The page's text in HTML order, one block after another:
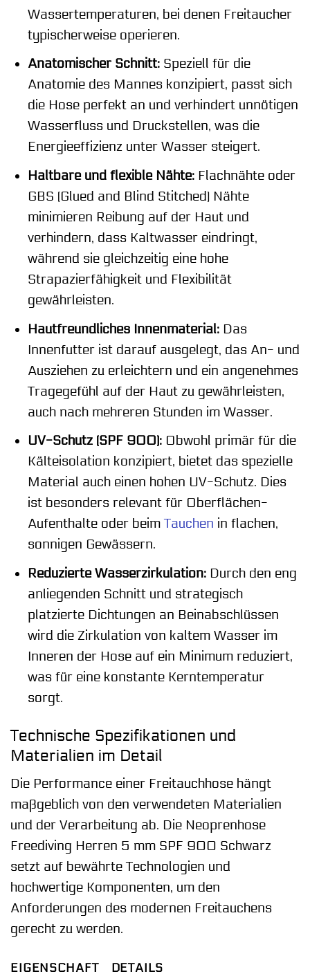
Wassertemperaturen, bei denen Freitaucher
typischerweise operieren.
Anatomischer Schnitt:Speziell für die
Anatomie des Mannes konzipiert, passt sich
die Hose perfekt an und verhindert unnötigen
Wasserfluss und Druckstellen, was die
Energieeffizienz unter Wasser steigert.
Haltbare und flexible Nähte:Flachnähte oder
GBS (Glued and Blind Stitched) Nähte
minimieren Reibung auf der Haut und
verhindern, dass Kaltwasser eindringt,
während sie gleichzeitig eine hohe
Strapazierfähigkeit und Flexibilität
gewährleisten.
Hautfreundliches Innenmaterial:Das
Innenfutter ist darauf ausgelegt, das An- und
Ausziehen zu erleichtern und ein angenehmes
Tragegefühl auf der Haut zu gewährleisten,
auch nach mehreren Stunden im Wasser.
UV-Schutz (SPF 900):Obwohl primär für die
Kälteisolation konzipiert, bietet das spezielle
Material auch einen hohen UV-Schutz. Dies
ist besonders relevant für Oberflächen-
Aufenthalte oder beim Tauchen in flachen,
sonnigen Gewässern.
Reduzierte Wasserzirkulation:Durch den eng
anliegenden Schnitt und strategisch
platzierte Dichtungen an Beinabschlüssen
wird die Zirkulation von kaltem Wasser im
Inneren der Hose auf ein Minimum reduziert,
was für eine konstante Kerntemperatur
sorgt.
Technische Spezifikationen und
Materialien im Detail
Die Performance einer Freitauchhose hängt
maßgeblich von den verwendeten Materialien
und der Verarbeitung ab. Die Neoprenhose
Freediving Herren 5 mm SPF 900 Schwarz
setzt auf bewährte Technologien und
hochwertige Komponenten, um den
Anforderungen des modernen Freitauchens
gerecht zu werden.
EIGENSCHAFT DETAILS